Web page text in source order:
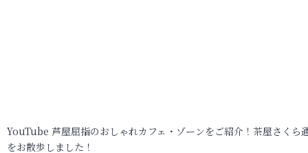
YouTube 芦屋屈指のおしゃれカフェ・ゾーンをご紹介！茶屋さくら
をお散歩しました！